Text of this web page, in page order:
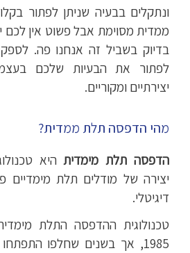
ונתקלים בבעיה שניתן לפתור
ממדית מסוימת אבל פשוט אין לכם
בדיוק בשביל זה אנחנו פה.
לפתור את הבעיות שלכם
יצירתיים ומקוריים.
מהי הדפסה תלת ממדית?
הדפסה תלת מימדיתהיא
יצירה של מודלים תלת מימדיים
דיגיטלי.
טכנולוגית ההדפסה התלת
1985, אך בשנים שחלפו